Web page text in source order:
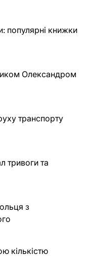
популярні книжки
Олександром
транспорту
тривоги та
з
кількістю